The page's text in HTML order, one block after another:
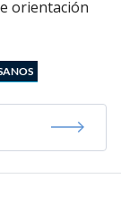
orientación